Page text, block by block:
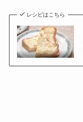
レシピはこちら